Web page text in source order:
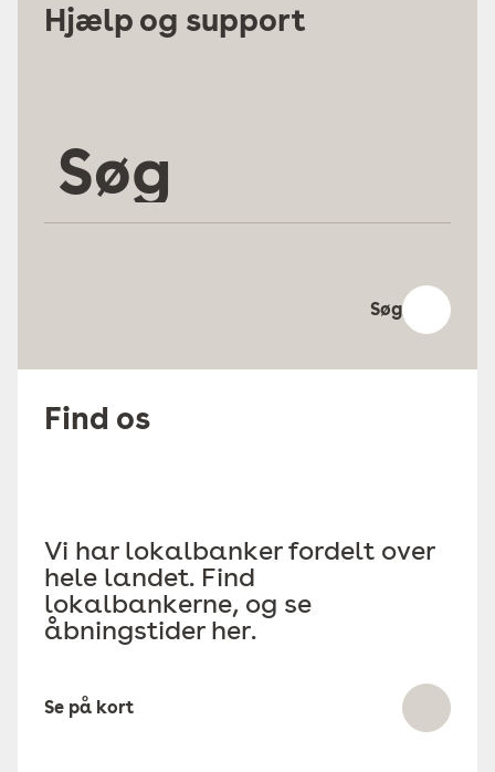
Hjælp og support
Søg
Find os
Vi har lokalbanker fordelt over
hele landet. Find
lokalbankerne, og se
åbningstider her.
Se på kort